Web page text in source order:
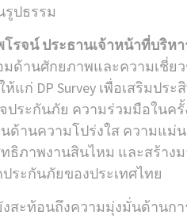
รูปธรรม
รจน์ ประธานเจ้าหน้าที่บริห
มด้านศักยภาพและความเชี่
ก่ DP Survey เพื่อเสริมปร
ระกันภัย ความร่วมมือในค
ด้านความโปร่งใส ความแม่
ธิภาพงานสินไหม และสร้า
ระกันภัยของประเทศไทย
สะท้อนถึงความมุ่งมั่นด้านกา